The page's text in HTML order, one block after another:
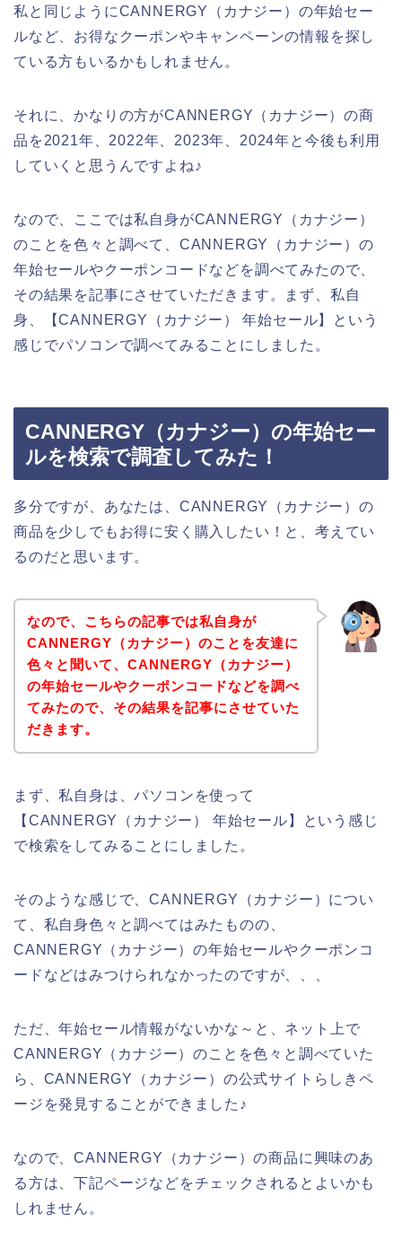
私と同じようにCANNERGY（カナジー）の年始セー
ルなど、お得なクーポンやキャンペーンの情報を探し
ている方もいるかもしれません。
それに、かなりの方がCANNERGY（カナジー）の商
品を2021年、2022年、2023年、2024年と今後も利用
していくと思うんですよね♪
なので、ここでは私自身がCANNERGY（カナジー）
のことを色々と調べて、CANNERGY（カナジー）の
年始セールやクーポンコードなどを調べてみたので、
その結果を記事にさせていただきます。まず、私自
身、【CANNERGY（カナジー） 年始セール】という
感じでパソコンで調べてみることにしました。
CANNERGY（カナジー）の年始セー
ルを検索で調査してみた！
多分ですが、あなたは、CANNERGY（カナジー）の
商品を少しでもお得に安く購入したい！と、考えてい
るのだと思います。
なので、こちらの記事では私自身が
CANNERGY（カナジー）のことを友達に
色々と聞いて、CANNERGY（カナジー）
の年始セールやクーポンコードなどを調べ
てみたので、その結果を記事にさせていた
だきます。
まず、私自身は、パソコンを使って
【CANNERGY（カナジー） 年始セール】という感じ
で検索をしてみることにしました。
そのような感じで、CANNERGY（カナジー）につい
て、私自身色々と調べてはみたものの、
CANNERGY（カナジー）の年始セールやクーポンコ
ードなどはみつけられなかったのですが、、、
ただ、年始セール情報がないかな～と、ネット上で
CANNERGY（カナジー）のことを色々と調べていた
ら、CANNERGY（カナジー）の公式サイトらしきペ
ージを発見することができました♪
なので、CANNERGY（カナジー）の商品に興味のあ
る方は、下記ページなどをチェックされるとよいかも
しれません。